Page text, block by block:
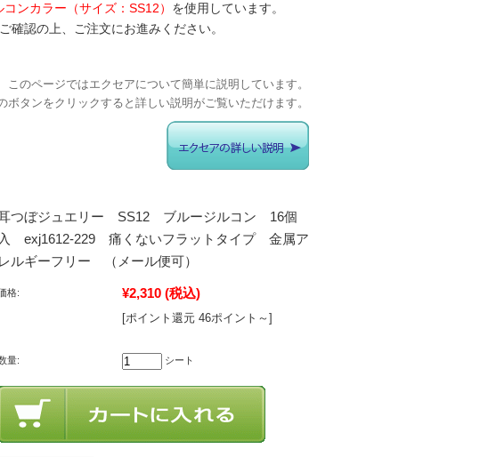
ンカラー（サイズ：SS12） を使用しています。
確認の上、ご注文にお進みください。
このページではエクセアについて簡単に説明しています。
ボタンをクリックすると詳しい説明がご覧いただけます。
つぼジュエリー SS12 ブルージルコン 16個
入 exj1612-229 痛くないフラットタイプ 金属ア
レルギーフリー （メール便可）
格: ¥2,310 (税込)
[ポイント還元 46ポイント～]
量: シート